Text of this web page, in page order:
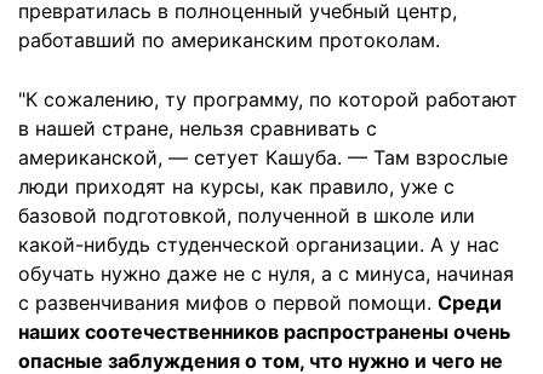
превратилась в полноценный учебный центр,
работавший по американским протоколам.
"К сожалению, ту программу, по которой работают
в нашей стране, нельзя сравнивать с
американской, — сетует Кашуба. — Там взрослые
люди приходят на курсы, как правило, уже с
базовой подготовкой, полученной в школе или
какой-нибудь студенческой организации. А у нас
обучать нужно даже не с нуля, а с минуса, начиная
с развенчивания мифов о первой помощи. Среди
наших соотечественников распространены очень
опасные заблуждения о том, что нужно и чего не